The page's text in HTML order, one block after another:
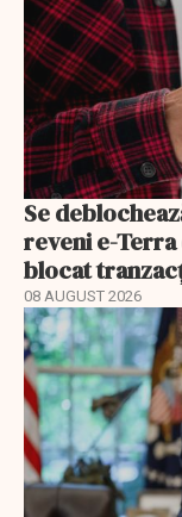
Se
reveni e-
blocat
08 AUGUST 2026